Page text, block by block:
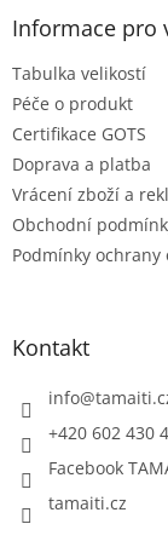
Informace pro
Tabulka velikostí
Péče o produkt
Certifikace GOTS
Doprava a platba
Vrácení zboží a
Obchodní
Podmínky
Kontakt
info@
+420 602 430
Facebook
tamaiti.cz